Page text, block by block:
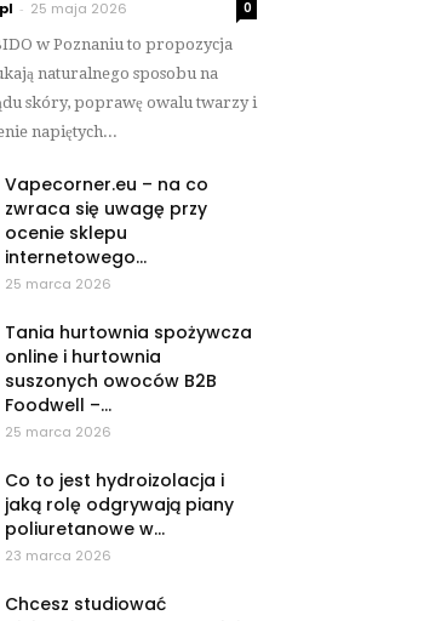
- 25 maja 2026
0
w Poznaniu to propozycja
naturalnego sposobu na
skóry, poprawę owalu twarzy i
napiętych...
Vapecorner.eu – na co
zwraca się uwagę przy
ocenie sklepu
internetowego...
25 marca 2026
Tania hurtownia spożywcza
online i hurtownia
suszonych owoców B2B
Foodwell –...
25 marca 2026
Co to jest hydroizolacja i
jaką rolę odgrywają piany
poliuretanowe w...
23 marca 2026
Chcesz studiować